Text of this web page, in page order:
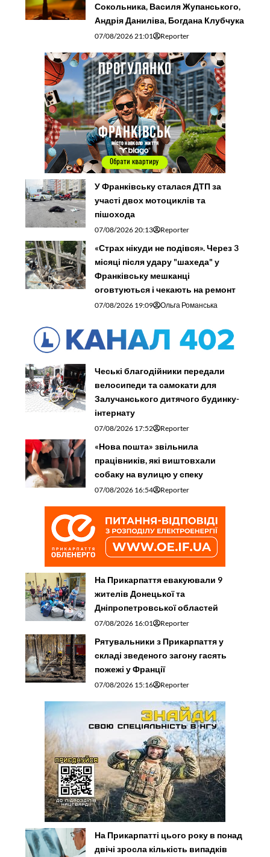
Сокольника, Василя Жупанського,
Андрія Даниліва, Богдана Клубчука
07/08/2026 21:01 Reporter
У Франківську сталася ДТП за
участі двох мотоциклів та
пішохода
07/08/2026 20:13 Reporter
«Страх нікуди не подівся». Через 3
місяці після удару "шахеда" у
Франківську мешканці
оговтуються і чекають на ремонт
07/08/2026 19:09 Ольга Романська
Чеські благодійники передали
велосипеди та самокати для
Залучанського дитячого будинку-
інтернату
07/08/2026 17:52 Reporter
«Нова пошта» звільнила
працівників, які виштовхали
собаку на вулицю у спеку
07/08/2026 16:54 Reporter
На Прикарпаття евакуювали 9
жителів Донецької та
Дніпропетровської областей
07/08/2026 16:01 Reporter
Рятувальники з Прикарпаття у
складі зведеного загону гасять
пожежі у Франції
07/08/2026 15:16 Reporter
На Прикарпатті цього року в понад
двічі зросла кількість випадків